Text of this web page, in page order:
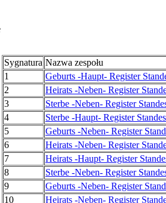
Sygnatura Nazwa zespołu
1
Geburts -Haupt- Register
2
Heirats -Neben- Register
3
Sterbe -Neben- Register
4
Sterbe -Haupt- Register
5
Geburts -Neben- Register
6
Heirats -Neben- Register
7
Heirats -Haupt- Register
8
Sterbe -Neben- Register
9
Geburts -Neben- Register
10
Heirats -Neben- Register